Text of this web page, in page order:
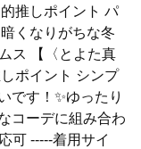
推しポイント パ
くなりがちな冬
ス 【〈とよた真
ポイント シンプ
です！✨ゆったり
コーデに組み合わ
可 -----着用サイ